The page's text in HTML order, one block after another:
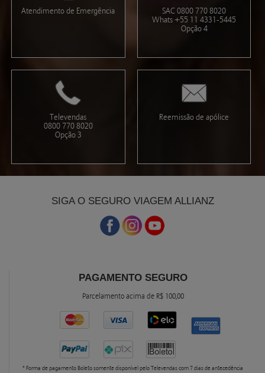
Atendimento de Emergência
SAC 0800 770 8020
Whats +55 11 4331-5445
Opção 4
Televendas
0800 770 8020
Opção 3
Reemissão de apólice
SIGA O SEGURO VIAGEM ALLIANZ
PAGAMENTO SEGURO
Parcelamento acima de R$ 100,00
* Forma de pagamento Boleto somente disponível pelo Televendas com 7 dias de antecedência